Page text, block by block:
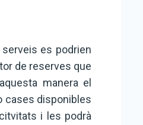
es podrien
de reserves que
manera el
cases disponibles
i les podrà